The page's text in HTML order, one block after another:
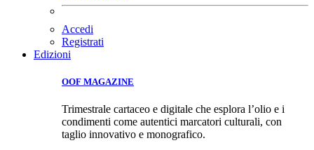
Accedi
Registrati
Edizioni
OOF MAGAZINE
Trimestrale cartaceo e digitale che esplora l’olio e i
condimenti come autentici marcatori culturali, con
taglio innovativo e monografico.